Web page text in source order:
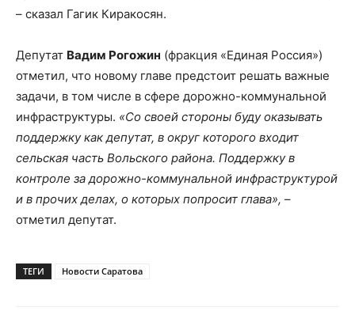
– сказал Гагик Киракосян.
Депутат Вадим Рогожин (фракция «Единая Россия»)
отметил, что новому главе предстоит решать важные
задачи, в том числе в сфере дорожно-коммунальной
инфраструктуры. «Со своей стороны буду оказывать
поддержку как депутат, в округ которого входит
сельская часть Вольского района. Поддержку в
контроле за дорожно-коммунальной инфраструктурой
и в прочих делах, о которых попросит глава», –
отметил депутат.
ТЕГИ Новости Саратова